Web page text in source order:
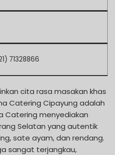
71328866
cita rasa masakan khas
Catering Cipayung adalah
Catering menyediakan
Selatan yang autentik
sate ayam, dan rendang.
sangat terjangkau,